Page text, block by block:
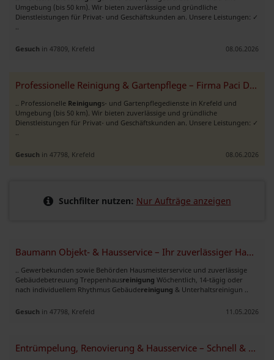
Umgebung (bis 50 km). Wir bieten zuverlässige und gründliche
Dienstleistungen für Privat- und Geschäftskunden an. Unsere Leistungen: ✓
Gesuch in 47809, Krefeld 08.06.2026
Professionelle Reinigung & Gartenpflege – Firma Paci Dienstleistungen
.. Professionelle Reinigungs- und Gartenpflegedienste in Krefeld und
Umgebung (bis 50 km). Wir bieten zuverlässige und gründliche
Dienstleistungen für Privat- und Geschäftskunden an. Unsere Leistungen: ✓
Gesuch in 47798, Krefeld 08.06.2026
Suchfilter nutzen: Nur Aufträge anzeigen
Baumann Objekt- & Hausservice – Ihr zuverlässiger Hausmeisterservice
.. Gewerbekunden sowie Behörden Hausmeisterservice und zuverlässige
Gebäudebetreuung Treppenhausreinigung Wöchentlich, 14-tägig oder
nach individuellem Rhythmus Gebäudereinigung & Unterhaltsreinigun ..
Gesuch in 47798, Krefeld 11.05.2026
Entrümpelung, Renovierung & Hausservice – Schnell & Zuverlässig | Ben